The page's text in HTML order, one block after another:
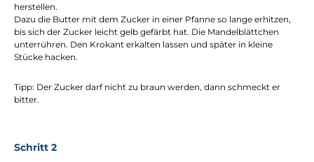
herstellen.
Dazu die Butter mit dem Zucker in einer Pfanne so lange erhitzen,
bis sich der Zucker leicht gelb gefärbt hat. Die Mandelblättchen
unterrühren. Den Krokant erkalten lassen und später in kleine
Stücke hacken.
Tipp: Der Zucker darf nicht zu braun werden, dann schmeckt er
bitter.
Schritt 2